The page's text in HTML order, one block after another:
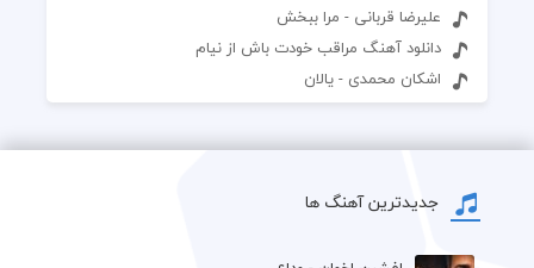
علیرضا قربانی - مرا ببخش
دانلود آهنگ مراقب خودت باش از نیام
اشکان محمدی - یالان
جدیدترین آهنگ ها